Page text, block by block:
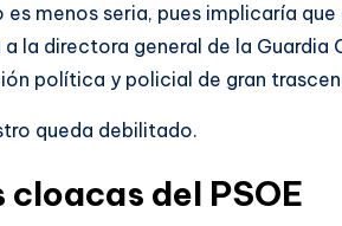
menos seria, pues implicaría
la directora general de la Guardia
política y policial de gran
queda debilitado.
del PSOE